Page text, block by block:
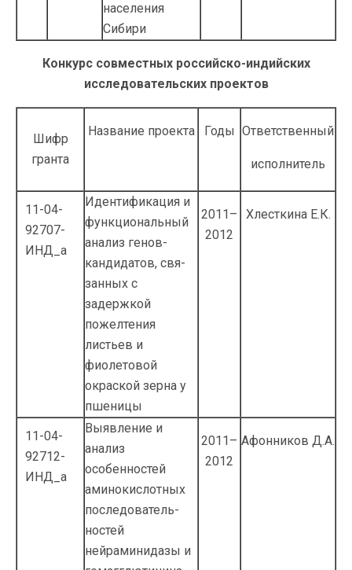
населения
Сибири
Конкурс совместных российско-индийских
исследовательских проектов
Шифр
гранта
Название проекта Годы Ответственный
исполнитель
11-04-
92707-
ИНД_а
Идентификация и
функциональ­ный
анализ генов-
кандидатов, свя­
занных с
задержкой
пожелтения
листьев и
фиолетовой
окраской зерна у
пшеницы
2011–
2012
Хлесткина Е.К.
11-04-
92712-
ИНД_а
Выявление и
анализ
особенностей
аминокислотных
последователь­
ностей
нейраминидазы и
2011–
2012
Афонников Д.А.